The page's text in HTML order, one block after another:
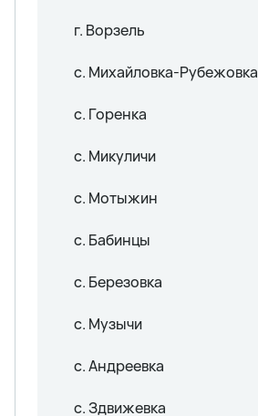
г. Ворзель
с. Михайловка-Рубежовка
с. Горенка
с. Микуличи
с. Мотыжин
с. Бабинцы
с. Березовка
с. Музычи
с. Андреевка
с. Здвижевка